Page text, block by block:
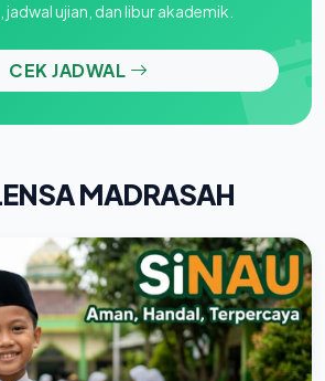
ujian, dan libur akademik.
CEK JADWAL
MADRASAH